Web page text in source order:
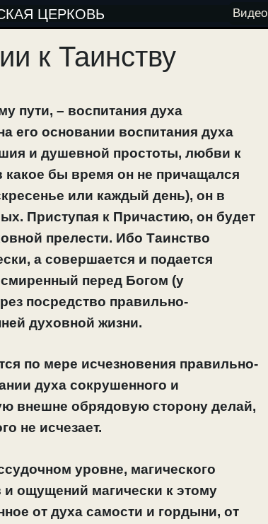
ЦЕРКОВЬ Видео
к Таинству
пути, – воспитания духа
его основании воспитания духа
и душевной простоты, любви к
бы время он не причащался
или каждый день), он в
Приступая к Причастию, он будет
прелести. Ибо Таинство
а совершается и подается
смиренный перед Богом (у
посредство правильно-
духовной жизни.
по мере исчезновения правильно-
духа сокрушенного и
внешне обрядовую сторону делай,
не исчезает.
уровне, магического
и ощущений магически к этому
от духа самости и гордыни, от